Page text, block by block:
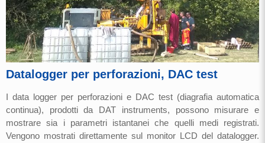
Datalogger per perforazioni, DAC test
I data logger per perforazioni e DAC test (diagrafia automatica
continua), prodotti da DAT instruments, possono misurare e
mostrare sia i parametri istantanei che quelli medi registrati.
Vengono mostrati direttamente sul monitor LCD del datalogger.